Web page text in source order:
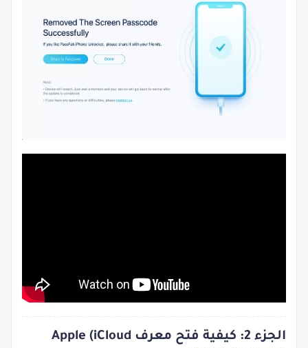
الجزء 2: كيفية فتح معرف Apple (iCloud